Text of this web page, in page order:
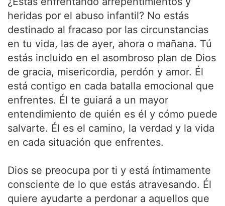
heridas por el abuso infantil? No estás
destinado al fracaso por las circunstancias
en tu vida, las de ayer, ahora o mañana. Tú
estás incluido en el asombroso plan de Dios
de gracia, misericordia, perdón y amor. Él
está contigo en cada batalla emocional que
enfrentes. Él te guiará a un mayor
entendimiento de quién es él y cómo puede
salvarte. Él es el camino, la verdad y la vida
en cada situación que enfrentes.
Dios se preocupa por ti y está íntimamente
consciente de lo que estás atravesando. Él
quiere ayudarte a perdonar a aquellos que